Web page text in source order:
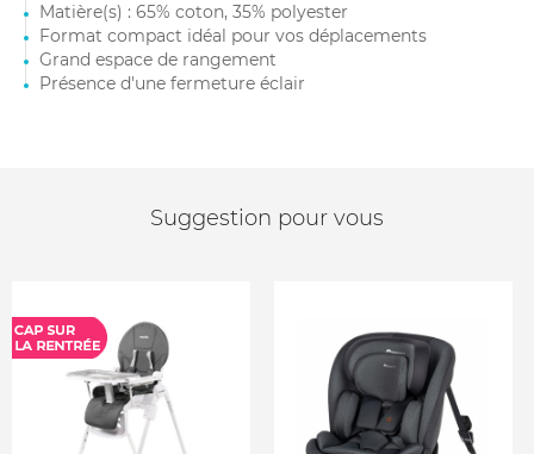
Matière(s) : 65% coton, 35% polyester
Format compact idéal pour vos déplacements
Grand espace de rangement
Présence d'une fermeture éclair
Suggestion pour vous